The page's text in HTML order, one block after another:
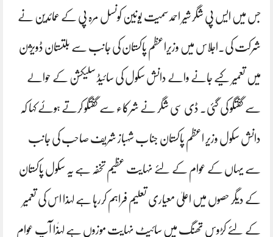
جس میں ایس پی شگر شیر احمد سمیت یونین کونسل مرہ پی کے عمائدین نے
شرکت کی۔اجلاس میں وزیراعظم پاکستان کی جانب سے بلتستان ڈویژن
میں تعمیر کیے جانے والے دانش سکول کی سائیڈ سلیکشن کے حوالے
سے گفتگو کی گئی۔ ڈی سی شگر نے شرکاء سے گفتگو کرتے ہوئے کہا کہ
دانش سکول وزیر اعظم پاکستان جناب شہباز شریف صاحب کی جانب
سے یہاں کے عوام کے لئے نہایت عظیم تخفہ ہے یہ سکول پاکستان
کے دیگر حصوں میں اعلیٰ معیاری تعلیم فراہم کررہا ہے لہذا اس کی تعمیر
کے لئے کڑوس تھنگ میں سائیٹ نہایت موزوں ہے لہذٰا آپ عوام